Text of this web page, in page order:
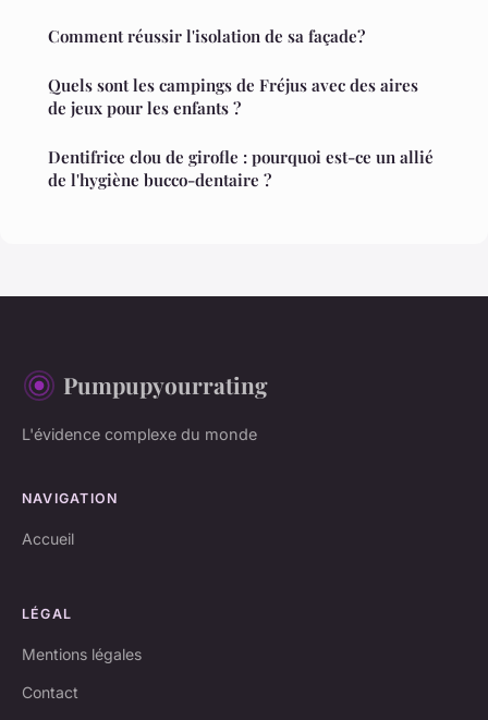
Comment réussir l'isolation de sa façade?
Quels sont les campings de Fréjus avec des aires
de jeux pour les enfants ?
Dentifrice clou de girofle : pourquoi est-ce un allié
de l'hygiène bucco-dentaire ?
Pumpupyourrating
L'évidence complexe du monde
NAVIGATION
Accueil
LÉGAL
Mentions légales
Contact